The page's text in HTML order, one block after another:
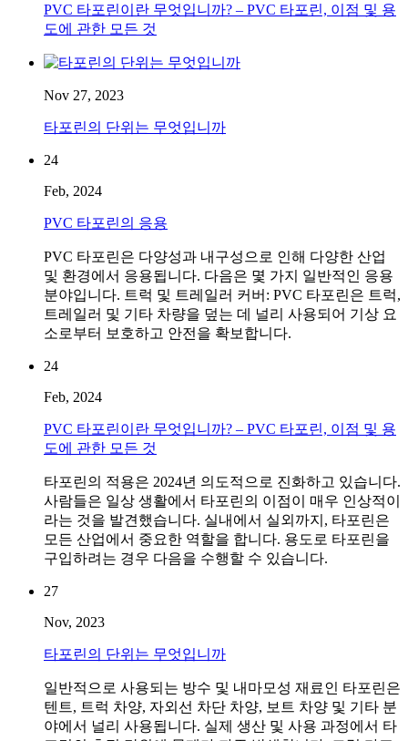
PVC 타포린이란 무엇입니까? – PVC 타포린, 이점 및 용
도에 관한 모든 것
Nov 27, 2023
타포린의 단위는 무엇입니까
24
Feb, 2024
PVC 타포린의 응용
PVC 타포린은 다양성과 내구성으로 인해 다양한 산업
및 환경에서 응용됩니다. 다음은 몇 가지 일반적인 응용
분야입니다. 트럭 및 트레일러 커버: PVC 타포린은 트럭,
트레일러 및 기타 차량을 덮는 데 널리 사용되어 기상 요
소로부터 보호하고 안전을 확보합니다.
24
Feb, 2024
PVC 타포린이란 무엇입니까? – PVC 타포린, 이점 및 용
도에 관한 모든 것
타포린의 적용은 2024년 의도적으로 진화하고 있습니다.
사람들은 일상 생활에서 타포린의 이점이 매우 인상적이
라는 것을 발견했습니다. 실내에서 실외까지, 타포린은
모든 산업에서 중요한 역할을 합니다. 용도로 타포린을
구입하려는 경우 다음을 수행할 수 있습니다.
27
Nov, 2023
타포린의 단위는 무엇입니까
일반적으로 사용되는 방수 및 내마모성 재료인 타포린은
텐트, 트럭 차양, 자외선 차단 차양, 보트 차양 및 기타 분
야에서 널리 사용됩니다. 실제 생산 및 사용 과정에서 타